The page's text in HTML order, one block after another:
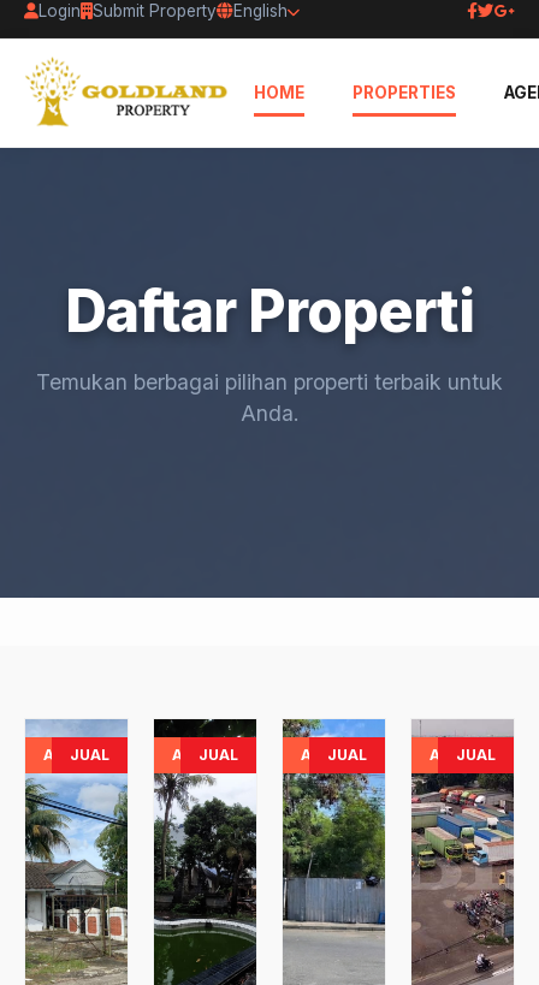
Login Submit Property English
HOME PROPERTIES
Daftar Properti
Temukan berbagai pilihan properti terbaik untuk
Anda.
AVAILABLE
JUAL AVAILABLE
JUAL AVAILABLE
JUAL AVAILABLE
JUAL